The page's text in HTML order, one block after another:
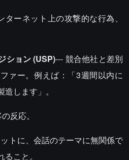
ターネット上の攻撃的な行為、
ション (USP)--- 競合他社と差別
ァー。例えば：「3週間以内に
します」。
反応。
トに、会話のテーマに無関係で
こと。